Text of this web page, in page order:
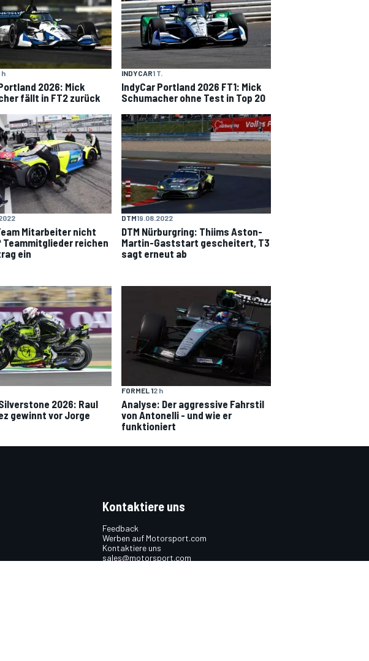
h
2026: Mick
fällt in FT2 zurück
INDYCAR1 T.
IndyCar Portland 2026 FT1: Mick
Schumacher ohne Test in Top 20
Mitarbeiter nicht
Teammitglieder reichen
ein
DTM19.08.2022
DTM Nürburgring: Thiims Aston-
Martin-Gaststart gescheitert, T3
sagt erneut ab
2026: Raul
gewinnt vor Jorge
FORMEL 12 h
Analyse: Der aggressive Fahrstil
von Antonelli - und wie er
funktioniert
Kontaktiere uns
Feedback
Werben auf Motorsport.com
Kontaktiere uns
sales@motorsport.com